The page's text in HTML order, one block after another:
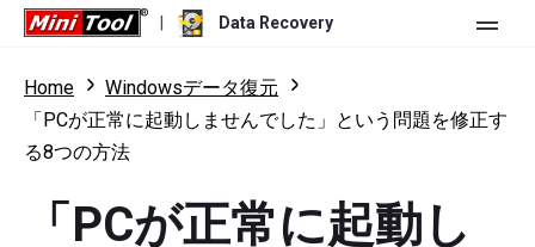
Data Recovery
ストア
個人ユーザー向け
Home
Windowsデータ復元
「PCが正常に起動しませんでした」という問題を修正す
る8つの方法
「PCが正常に起動し